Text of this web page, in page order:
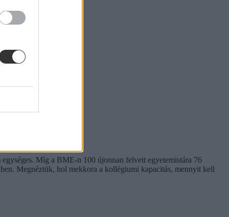
Míg a BME-n 100 újonnan felvett egyetemistára 76
Megnéztük, hol mekkora a kollégiumi kapacitás, mennyit kell